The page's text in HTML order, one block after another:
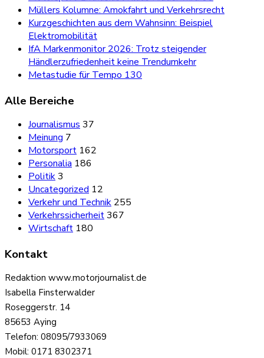
Müllers Kolumne: Amokfahrt und Verkehrsrecht
Kurzgeschichten aus dem Wahnsinn: Beispiel
Elektromobilität
IfA Markenmonitor 2026: Trotz steigender
Händlerzufriedenheit keine Trendumkehr
Metastudie für Tempo 130
Alle Bereiche
Journalismus 37
Meinung 7
Motorsport 162
Personalia 186
Politik3
Uncategorized 12
Verkehr und Technik 255
Verkehrssicherheit367
Wirtschaft 180
Kontakt
Redaktion www.motorjournalist.de
Isabella Finsterwalder
Roseggerstr. 14
85653 Aying
Telefon: 08095/7933069
Mobil: 0171 8302371